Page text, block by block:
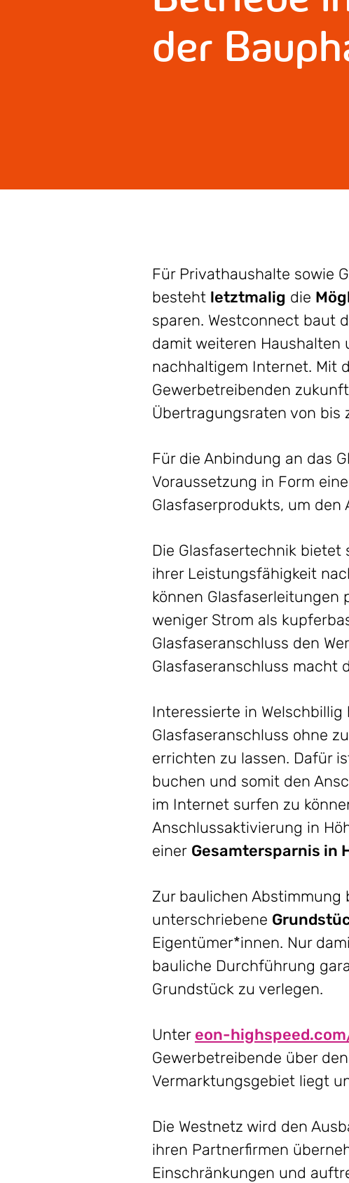
der
Für Privathaushalte sowie
besteht letztmalig die
sparen. Westconnect baut
damit weiteren Haushalten
nachhaltigem Internet. Mit
Gewerbetreibenden
Übertragungsraten von bis
Für die Anbindung an das
Voraussetzung in Form
Glasfaserprodukts, um den
Die Glasfasertechnik
ihrer Leistungsfähigkeit
können Glasfaserleitungen
weniger Strom als
Glasfaseranschluss den
Glasfaseranschluss macht
Interessierte in
Glasfaseranschluss ohne
errichten zu lassen. Dafür
buchen und somit den
im Internet surfen zu
Anschlussaktivierung in
einer Gesamtersparnis in
Zur baulichen
unterschriebene
Eigentümer*innen. Nur
bauliche Durchführung
Grundstück zu verlegen.
Unter eon-
Gewerbetreibende über
Vermarktungsgebiet liegt
Die Westnetz wird den
ihren Partnerfirmen
Einschränkungen und